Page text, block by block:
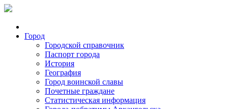
Город
Городской справочник
Паспорт города
История
География
Город воинской славы
Почетные граждане
Статистическая информация